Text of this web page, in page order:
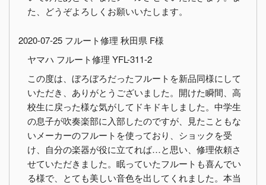
た、どうぞよろしくお願いいたします。
2020-07-25 フルート修理 秋田県 F様
ヤマハ フルート修理 YFL-311-2
この度は、ぼろぼろだったフルートを新品同様にして
いただき、ありがとうございました。開けた瞬間、高
校生に戻った様な気がしてドキドキしました。中学生
の息子が吹奏楽部に入部したのですが、見たこともな
いメーカーのフルートを使っており、ショックを受
け、自分の楽器が役に立てれば…と思い、修理依頼さ
せていただきました。眠っていたフルートも喜んでい
る様で、とても美しい音色を出してくれました。本当